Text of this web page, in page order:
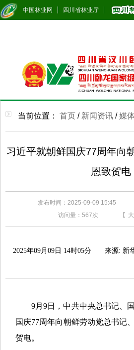
中国林业网 四川省林业厅
当前位置： 首页 / 新闻资讯 /媒
习近平就朝鲜国庆77周年向
恩致贺电
发布时间：2025-09-09 15:45
访问量： 567次 【 大
2025年09月09日 14时05分 来源: 新
9月9日，中共中央总书记、
国庆77周年向朝鲜劳动党总书记
贺电。